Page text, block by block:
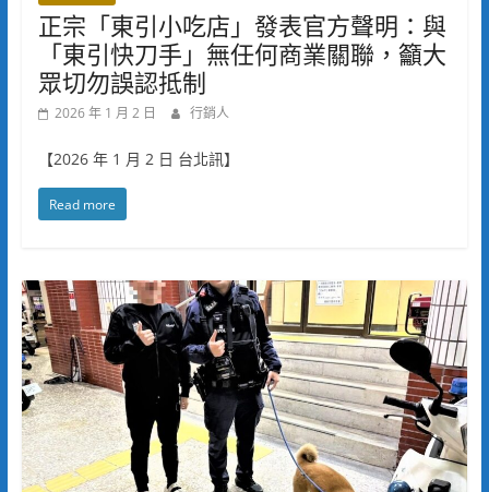
正宗「東引小吃店」發表官方聲明：與
「東引快刀手」無任何商業關聯，籲大
眾切勿誤認抵制
2026 年 1 月 2 日 行銷人
【2026 年 1 月 2 日 台北訊】
Read more